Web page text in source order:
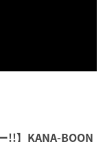
!!】KANA-BOON